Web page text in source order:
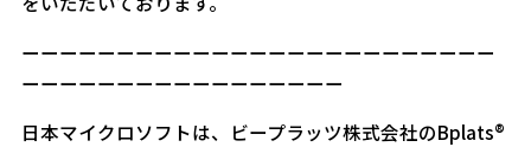
ーーーーーーーーーーーーーーーーーーーーーーーーー
ーーーーーーーーーーーーーーーーー
日本マイクロソフトは、ビープラッツ株式会社のBplats®